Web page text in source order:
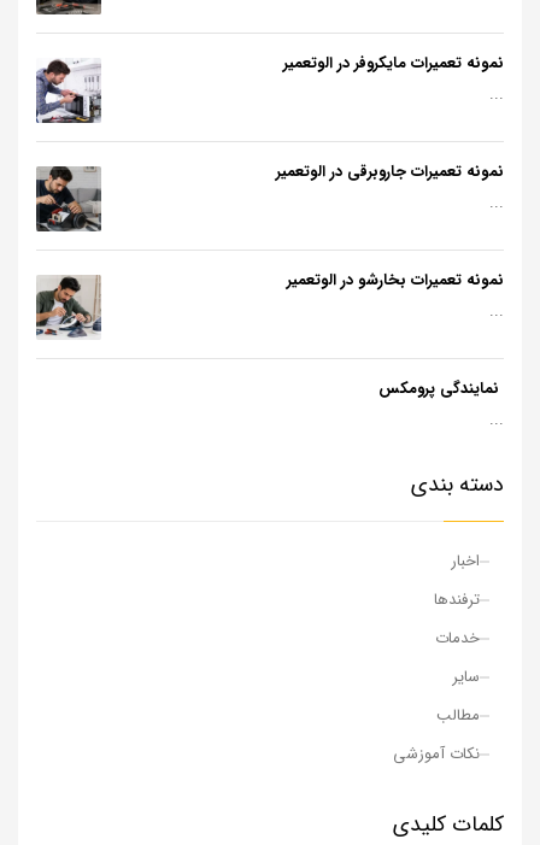
نمونه تعمیرات مایکروفر در الوتعمیر
...
نمونه تعمیرات جاروبرقی در الوتعمیر
...
نمونه تعمیرات بخارشو در الوتعمیر
...
نمایندگی پرومکس
...
دسته بندی
اخبار
ترفندها
خدمات
سایر
مطالب
نکات آموزشی
کلمات کلیدی